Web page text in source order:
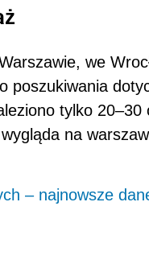
we
poszukiwania
tylko 20–30
na
– najnowsze